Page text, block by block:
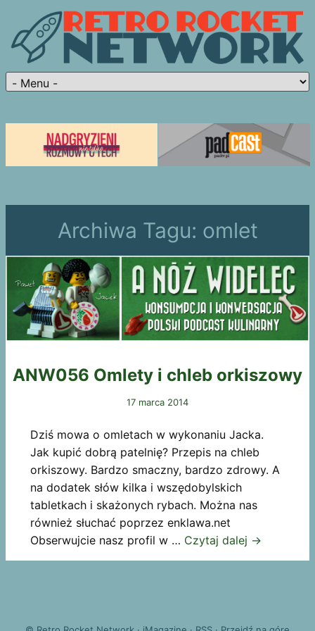
Archiwa Tagu: omlet
ANW056 Omlety i chleb orkiszowy
17 marca 2014
Dziś mowa o omletach w wykonaniu Jacka.
Jak kupić dobrą patelnię? Przepis na chleb
orkiszowy. Bardzo smaczny, bardzo zdrowy. A
na dodatek słów kilka i wszędobylskich
tabletkach i skażonych rybach. Można nas
również słuchać poprzez enklawa.net
Obserwujcie nasz profil w … Czytaj dalej →